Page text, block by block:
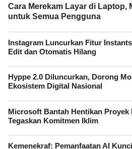
Cara Merekam Layar di Laptop,
untuk Semua Pengguna
Instagram Luncurkan Fitur
Edit dan Otomatis Hilang
Hyppe 2.0 Diluncurkan, Dorong
Ekosistem Digital Nasional
Microsoft Bantah Hentikan Proyek
Tegaskan Komitmen Iklim
Kemenekraf: Pemanfaatan AI